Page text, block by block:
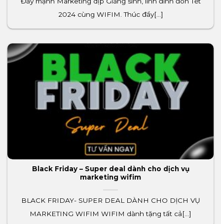
2024 cùng WIFIM. Thúc đẩy[...]
Black Friday – Super deal dành cho dịch vụ
marketing wifim
BLACK FRIDAY- SUPER DEAL DÀNH CHO DỊCH VỤ
MARKETING WIFIM WIFIM dành tặng tất cả[...]